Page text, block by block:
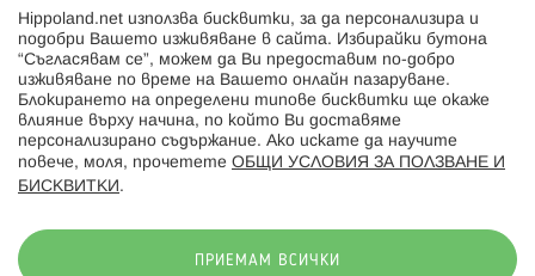
Hippoland.ro
Последвайте ни:
Hippoland.net използва бисквитки, за да персонализира и
подобри Вашето изживяване в сайта. Избирайки бутона
“Съгласявам се”, можем да Ви предоставим по-добро
изживяване по време на Вашето онлайн пазаруване.
Блокирането на определени типове бисквитки ще окаже
влияние върху начина, по който Ви доставяме
персонализирано съдържание. Ако искате да научите
повече, моля, прочетете ОБЩИ УСЛОВИЯ ЗА ПОЛЗВАНЕ И
БИСКВИТКИ .
ПРИЕМАМ ВСИЧКИ